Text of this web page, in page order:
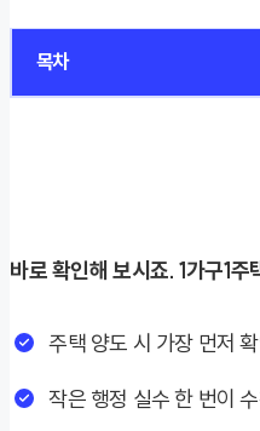
목차
바로 확인해 보시죠. 1가구1
주택 양도 시 가장 먼저
작은 행정 실수 한 번이